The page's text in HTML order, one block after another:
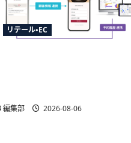
リテール・EC
編集部 2026-08-06